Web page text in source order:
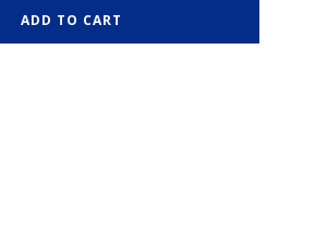
ADD TO CART